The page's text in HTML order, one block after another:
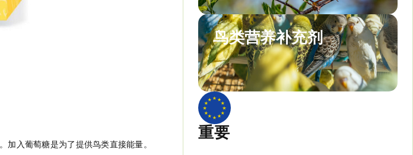
入葡萄糖是为了提供鸟类直接能量。
鸟类营养补充剂
重要